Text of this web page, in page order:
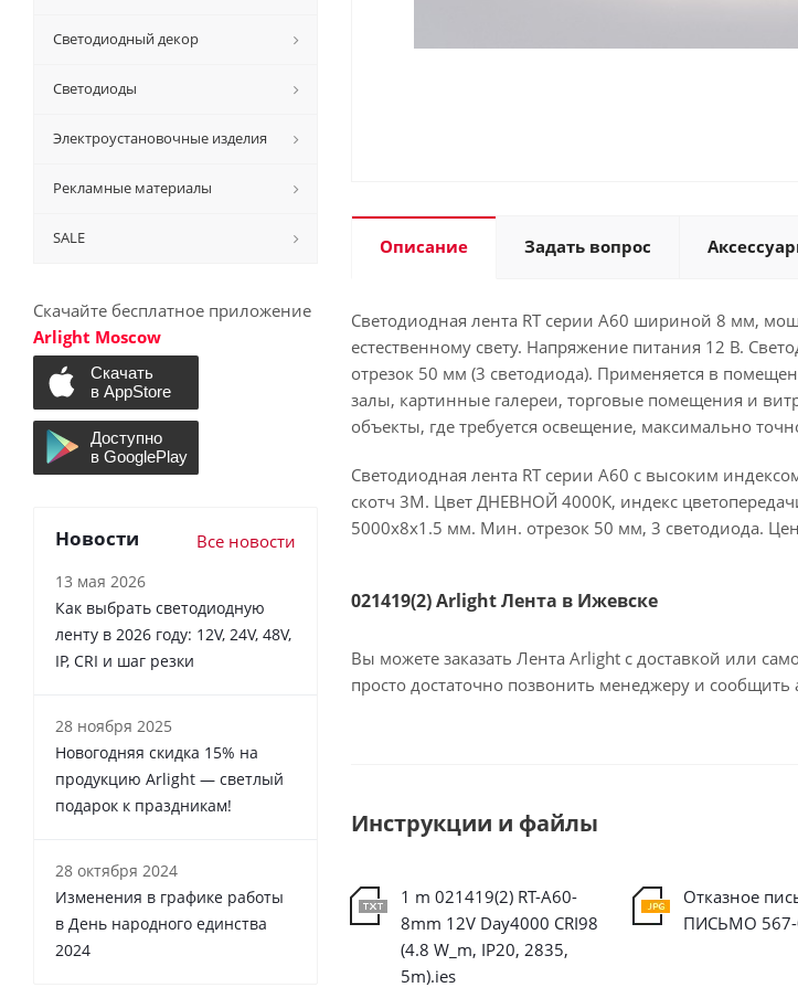
Описание Задать вопрос
Светодиодная лента RT серии A60 шириной 8 мм,
естественному свету. Напряжение питания 12 В.
отрезок 50 мм (3 светодиода). Применяется в
залы, картинные галереи, торговые помещения и
объекты, где требуется освещение, максимально
Светодиодная лента RT серии A60 с высоким
скотч 3М. Цвет ДНЕВНОЙ 4000K, индекс
5000х8х1.5 мм. Мин. отрезок 50 мм, 3 светодиода.
021419(2) Arlight Лента в Ижевске
Вы можете заказать Лента Arlight с доставкой или
просто достаточно позвонить менеджеру и сообщить
Инструкции и файлы
1 m 021419(2) RT-A60-
8mm 12V Day4000 CRI98
(4.8 W_m, IP20, 2835,
5m).ies
Отказное
ПИСЬМО 567-
Светодиодный декор
Светодиоды
Электроустановочные изделия
Рекламные материалы
SALE
Скачайте бесплатное приложение
Arlight Moscow
Новости Все новости
13 мая 2026
Как выбрать светодиодную
ленту в 2026 году: 12V, 24V, 48V,
IP, CRI и шаг резки
28 ноября 2025
Новогодняя скидка 15% на
продукцию Arlight — светлый
подарок к праздникам!
28 октября 2024
Изменения в графике работы
в День народного единства
2024